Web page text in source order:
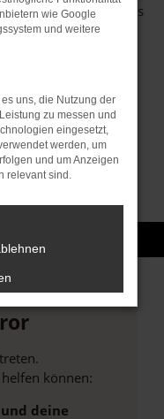
Pforzheim bereit. Das
Preise.
im
Qualität all
können:
deine
wie Google
und weitere
uns, die Nutzung der
zu messen und
eingesetzt,
werden, um
und um Anzeigen
relevant sind.